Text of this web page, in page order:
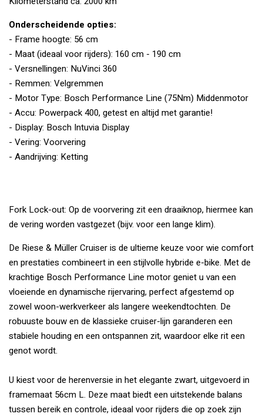
Onderscheidende opties:
- Frame hoogte: 56 cm
- Maat (ideaal voor rijders): 160 cm - 190 cm
- Versnellingen: NuVinci 360
- Remmen: Velgremmen
- Motor Type: Bosch Performance Line (75Nm) Middenmotor
- Accu: Powerpack 400, getest en altijd met garantie!
- Display: Bosch Intuvia Display
- Vering: Voorvering
- Aandrijving: Ketting
Fork Lock-out: Op de voorvering zit een draaiknop, hiermee kan
de vering worden vastgezet (bijv. voor een lange klim).
De Riese & Müller Cruiser is de ultieme keuze voor wie comfort
en prestaties combineert in een stijlvolle hybride e-bike. Met de
krachtige Bosch Performance Line motor geniet u van een
vloeiende en dynamische rijervaring, perfect afgestemd op
zowel woon-werkverkeer als langere weekendtochten. De
robuuste bouw en de klassieke cruiser-lijn garanderen een
stabiele houding en een ontspannen zit, waardoor elke rit een
genot wordt.
U kiest voor de herenversie in het elegante zwart, uitgevoerd in
framemaat 56cm L. Deze maat biedt een uitstekende balans
tussen bereik en controle, ideaal voor rijders die op zoek zijn